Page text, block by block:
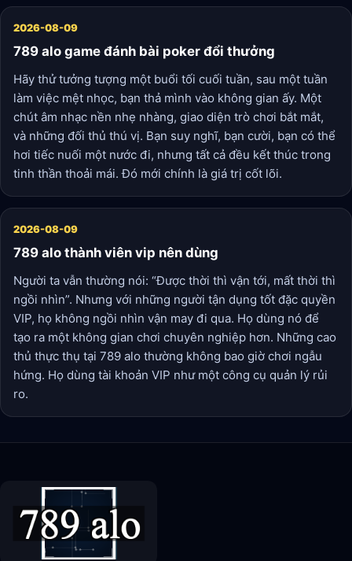
2026-08-09
789 alo game đánh bài poker đổi thưởng
Hãy thử tưởng tượng một buổi tối cuối tuần, sau một tuần
làm việc mệt nhọc, bạn thả mình vào không gian ấy. Một
chút âm nhạc nền nhẹ nhàng, giao diện trò chơi bắt mắt,
và những đối thủ thú vị. Bạn suy nghĩ, bạn cười, bạn có thể
hơi tiếc nuối một nước đi, nhưng tất cả đều kết thúc trong
tinh thần thoải mái. Đó mới chính là giá trị cốt lõi.
2026-08-09
789 alo thành viên vip nên dùng
Người ta vẫn thường nói: “Được thời thì vận tới, mất thời thì
ngồi nhìn”. Nhưng với những người tận dụng tốt đặc quyền
VIP, họ không ngồi nhìn vận may đi qua. Họ dùng nó để
tạo ra một không gian chơi chuyên nghiệp hơn. Những cao
thủ thực thụ tại 789 alo thường không bao giờ chơi ngẫu
hứng. Họ dùng tài khoản VIP như một công cụ quản lý rủi
ro.